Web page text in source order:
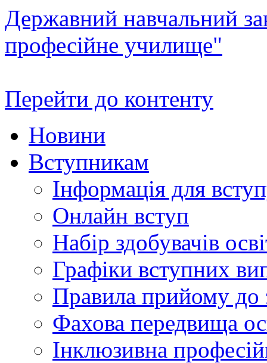
Державний навчальний
професійне училище"
Перейти до контенту
Новини
Вступникам
Інформація для
Онлайн вступ
Набір здобувачів
Графіки вступних
Правила прийому до
Фахова передвища
Інклюзивна